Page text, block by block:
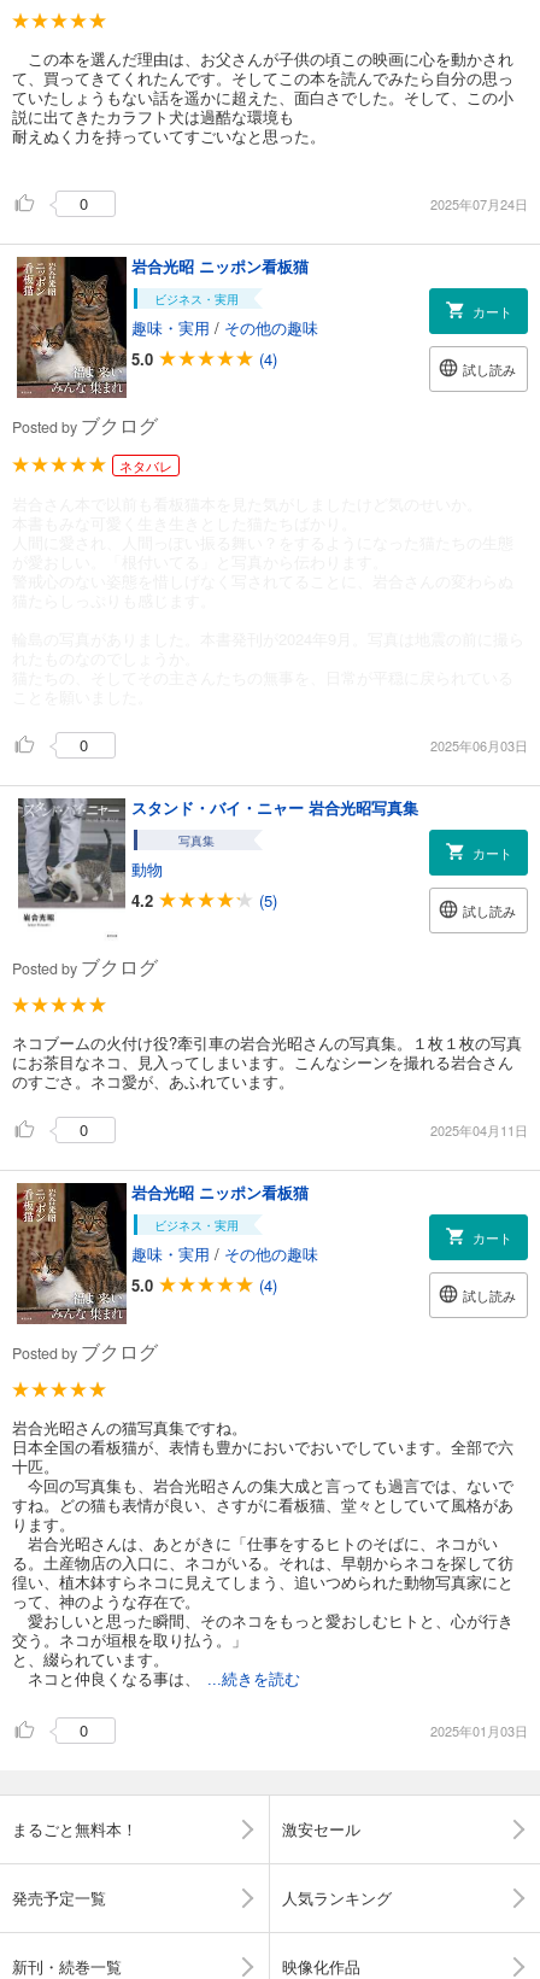
この本を選んだ理由は、お父さんが子供の頃この映画に心を動かされ
て、買ってきてくれたんです。そしてこの本を読んでみたら自分の思っ
ていたしょうもない話を遥かに超えた、面白さでした。そして、この小
説に出てきたカラフト犬は過酷な環境も
耐えぬく力を持っていてすごいなと思った。
0 2025年07月24日
岩合光昭 ニッポン看板猫
ビジネス・実用
趣味・実用 / その他の趣味
5.0
(4)
カート
試し読み
Posted by ブクログ
ネタバレ
0 2025年06月03日
スタンド・バイ・ニャー 岩合光昭写真集
写真集
動物
4.2
(5)
カート
試し読み
Posted by ブクログ
ネコブームの火付け役?牽引車の岩合光昭さんの写真集。１枚１枚の写真
にお茶目なネコ、見入ってしまいます。こんなシーンを撮れる岩合さん
のすごさ。ネコ愛が、あふれています。
0 2025年04月11日
岩合光昭 ニッポン看板猫
ビジネス・実用
趣味・実用 / その他の趣味
5.0
(4)
カート
試し読み
Posted by ブクログ
岩合光昭さんの猫写真集ですね。
日本全国の看板猫が、表情も豊かにおいでおいでしています。全部で六
十匹。
今回の写真集も、岩合光昭さんの集大成と言っても過言では、ないで
すね。どの猫も表情が良い、さすがに看板猫、堂々としていて風格があ
ります。
岩合光昭さんは、あとがきに「仕事をするヒトのそばに、ネコがい
る。土産物店の入口に、ネコがいる。それは、早朝からネコを探して彷
徨い、植木鉢すらネコに見えてしまう、追いつめられた動物写真家にと
って、神のような存在で。
愛おしいと思った瞬間、そのネコをもっと愛おしむヒトと、心が行き
交う。ネコが垣根を取り払う。」
と、綴られています。
ネコと仲良くなる事は、
...続きを読む
0 2025年01月03日
まるごと無料本！ 激安セール
発売予定一覧 人気ランキング
新刊・続巻一覧 映像化作品